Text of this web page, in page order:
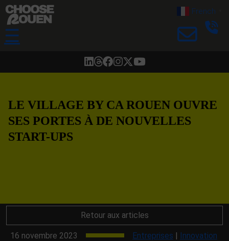
☰
French
LE VILLAGE BY CA ROUEN OUVRE
SES PORTES À DE NOUVELLES
START-UPS
Retour aux articles
16 novembre 2023 Entreprises | Innovation